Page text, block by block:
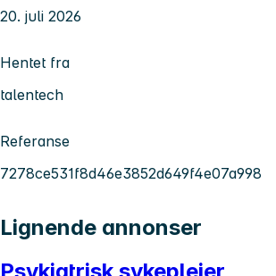
20. juli 2026
Hentet fra
talentech
Referanse
7278ce531f8d46e3852d649f4e07a998
Lignende annonser